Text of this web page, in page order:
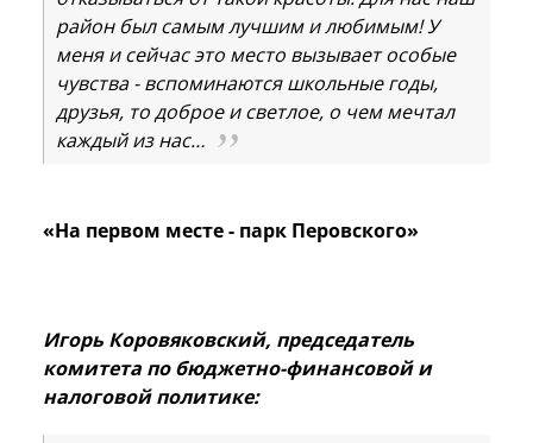
район был самым лучшим и любимым! У
меня и сейчас это место вызывает особые
чувства - вспоминаются школьные годы,
друзья, то доброе и светлое, о чем мечтал
каждый из нас…
«На первом месте - парк Перовского»
Игорь Коровяковский, председатель
комитета по бюджетно-финансовой и
налоговой политике: